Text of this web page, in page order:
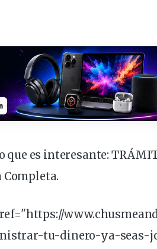
que es interesante:
Completa.
tu-dinero-ya-seas-